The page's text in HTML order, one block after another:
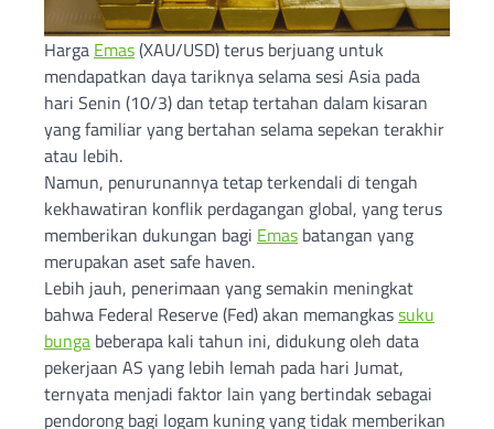
Harga Emas(XAU/USD) terus berjuang untuk
mendapatkan daya tariknya selama sesi Asia pada
hari Senin (10/3) dan tetap tertahan dalam kisaran
yang familiar yang bertahan selama sepekan terakhir
atau lebih.
Namun, penurunannya tetap terkendali di tengah
kekhawatiran konflik perdagangan global, yang terus
memberikan dukungan bagi Emas batangan yang
merupakan aset safe haven.
Lebih jauh, penerimaan yang semakin meningkat
bahwa Federal Reserve (Fed) akan memangkassuku
bunga beberapa kali tahun ini, didukung oleh data
pekerjaan AS yang lebih lemah pada hari Jumat,
ternyata menjadi faktor lain yang bertindak sebagai
pendorong bagi logam kuning yang tidak memberikan